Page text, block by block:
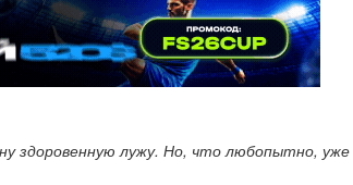
здоровенную лужу. Но, что любопытно,